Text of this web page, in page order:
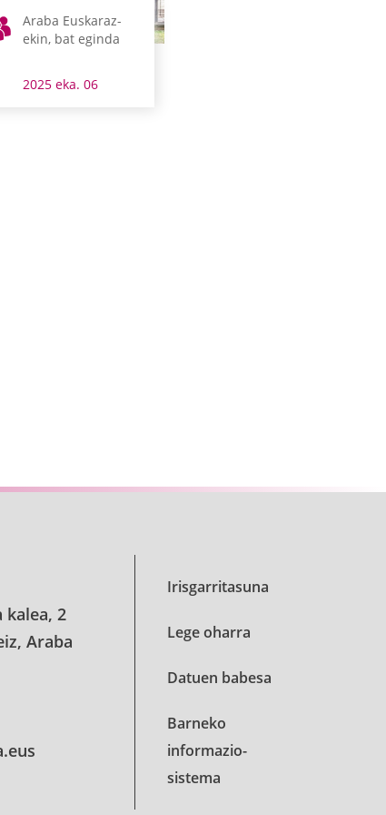
Araba Euskaraz-
ekin, bat eginda
2025 eka. 06
to navigate.
kalea, 2
Araba
Irisgarritasuna
Lege oharra
Datuen babesa
Barneko
informazio-
sistema